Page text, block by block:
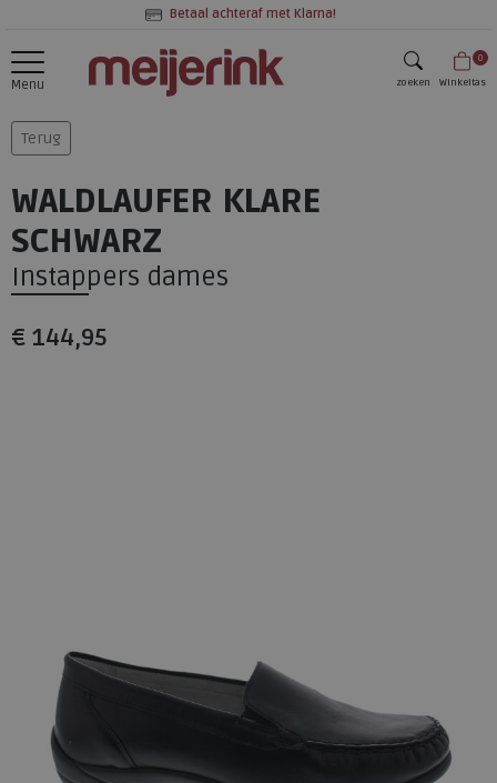
Betaal achteraf met Klarna!
Menu zoeken
0
Winkeltas
Terug
WALDLAUFER KLARE
SCHWARZ
Instappers dames
€ 144,95